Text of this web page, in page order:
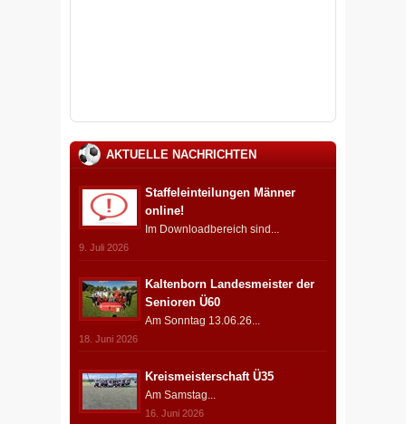
AKTUELLE NACHRICHTEN
Staffeleinteilungen Männer
online!
Im Downloadbereich sind...
9. Juli 2026
Kaltenborn Landesmeister der
Senioren Ü60
Am Sonntag 13.06.26...
18. Juni 2026
Kreismeisterschaft Ü35
Am Samstag...
16. Juni 2026